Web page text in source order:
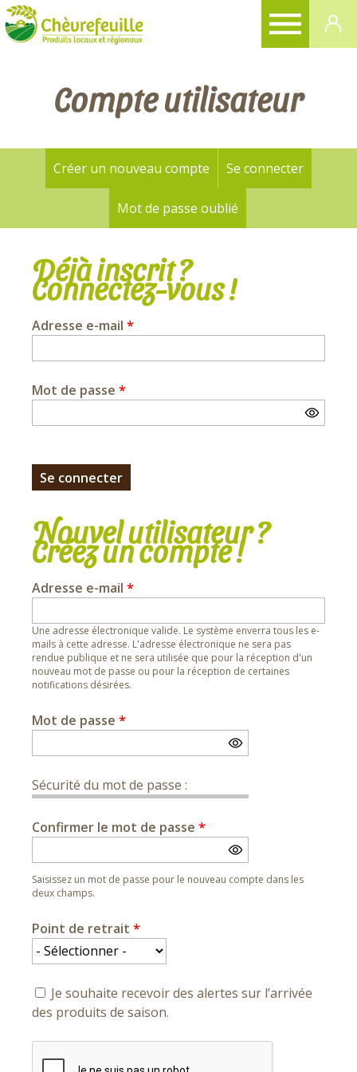
Compte utilisateur
Onglets
principaux
Créer un nouveau compte Se connecter(onglet
Mot de passe oublié
Déjà inscrit ?
Connectez-vous !
Adresse e-mail *
Mot de passe *
Nouvel utilisateur ?
Créez un compte !
Adresse e-mail *
Une adresse électronique valide. Le système enverra tous les e-
mails à cette adresse. L'adresse électronique ne sera pas
rendue publique et ne sera utilisée que pour la réception d'un
nouveau mot de passe ou pour la réception de certaines
notifications désirées.
Mot de passe *
Sécurité du mot de passe :
Confirmer le mot de passe *
Saisissez un mot de passe pour le nouveau compte dans les
deux champs.
Point de retrait *
Je souhaite recevoir des alertes sur l’arrivée
des produits de saison.